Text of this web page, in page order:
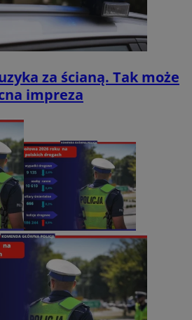
za ścianą. Tak może
impreza